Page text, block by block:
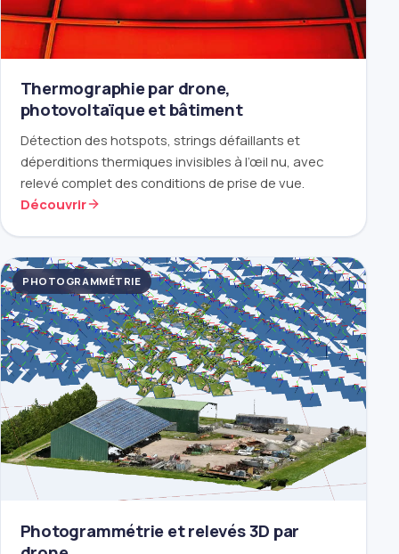
Thermographie par drone,
photovoltaïque et bâtiment
Détection des hotspots, strings défaillants et
déperditions thermiques invisibles à l’œil nu, avec
relevé complet des conditions de prise de vue.
Découvrir
PHOTOGRAMMÉTRIE
Photogrammétrie et relevés 3D par